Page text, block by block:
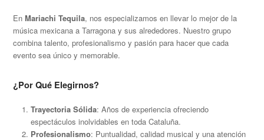
EnMariachi Tequila, nos especializamos en llevar lo mejor de la
música mexicana a Tarragona y sus alrededores. Nuestro grupo
combina talento, profesionalismo y pasión para hacer que cada
evento sea único y memorable.
¿Por Qué Elegirnos?
Trayectoria Sólida: Años de experiencia ofreciendo
espectáculos inolvidables en toda Cataluña.
Profesionalismo: Puntualidad, calidad musical y una atención